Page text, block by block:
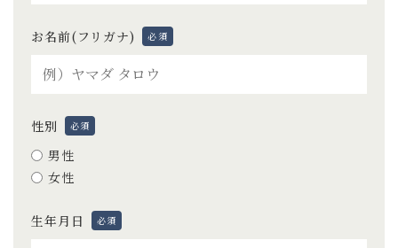
お名前(フリガナ) 必須
性別 必須
男性
女性
生年月日 必須